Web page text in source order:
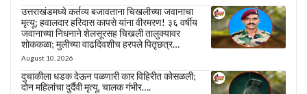
उत्तराखंडमध्ये कर्तव्य बजावताना चिखलीच्या जवानाचा
मृत्यू; हवालदार हरिदास कापसे यांना वीरमरण! ३६ वर्षीय
जवानाच्या निधनाने शेलसूरसह चिखली तालुक्यावर
शोककळा; मुलीच्या वाढदिवशीच हरपले पितृछत्र…
August 10, 2026
दुचाकीला धडक देऊन पळणारी कार विहिरीत कोसळली;
दोन महिलांचा दुर्दैवी मृत्यू, चालक गंभीर….